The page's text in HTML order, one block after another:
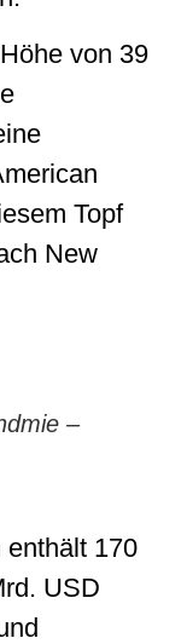
von 39
Topf
New
–
enthält 170
USD